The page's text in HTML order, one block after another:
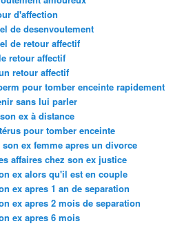
d'affection
de desenvoutement
de retour affectif
retour affectif
retour affectif
pour tomber enceinte rapidement
sans lui parler
ex à distance
pour tomber enceinte
ex femme apres un divorce
affaires chez son ex justice
ex alors qu'il est en couple
ex apres 1 an de separation
ex apres 2 mois de separation
ex apres 6 mois